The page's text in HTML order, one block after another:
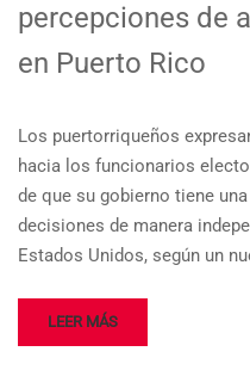
percepciones de
en Puerto Rico
Los puertorriqueños
hacia los funcionarios
de que su gobierno tiene
decisiones de manera
Estados Unidos, según un
LEER MÁS